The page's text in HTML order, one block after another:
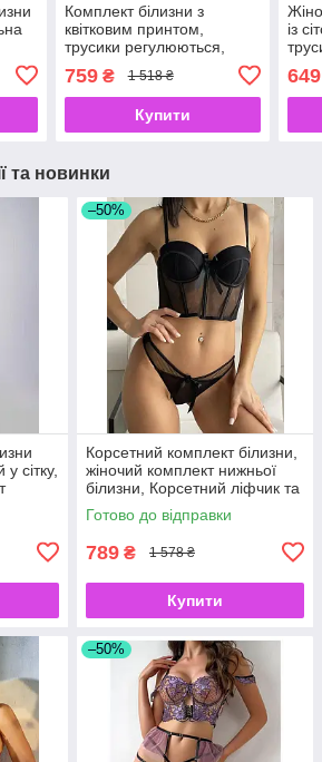
Комплект білизни з
квітковим принтом,
трусики регулюються,
бюстгальтер з кісточками,
чорний з бежевим S
759₴ 1 518 ₴
Купити
із
649
та новинки
сітку,
і
–50%
Корсетний комплект білизни,
жіночий комплект нижньої
білизни, Корсетний ліфчик та
трусики, чорний 32/70
Готово до відправки
789 ₴ 1 578 ₴
Купити
–50%